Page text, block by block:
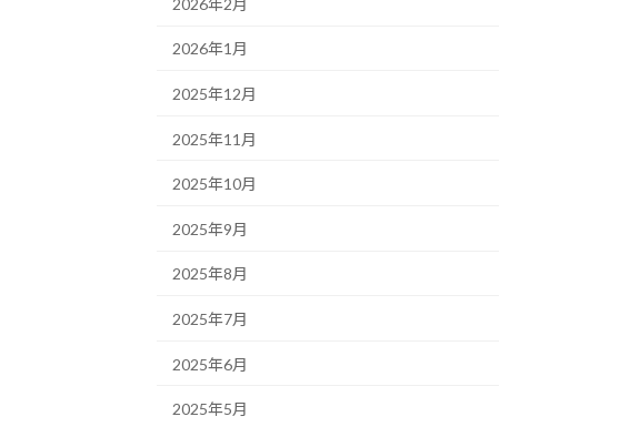
2026年1月
2025年12月
2025年11月
2025年10月
2025年9月
2025年8月
2025年7月
2025年6月
2025年5月